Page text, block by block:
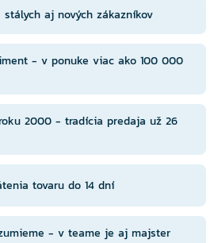
2000 - tradícia predaja už 26
aj nových zákazníkov
tovaru do 14 dní
- v ponuke viac ako 100 000
- v teame je aj majster